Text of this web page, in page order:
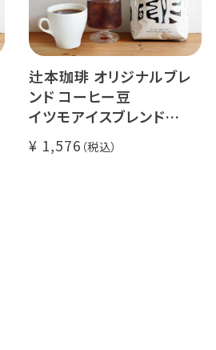
辻本珈琲 オリジナルブレ
ンド コーヒー豆
イツモアイスブレンド
500g
アイスコーヒーにオススメ
1,576